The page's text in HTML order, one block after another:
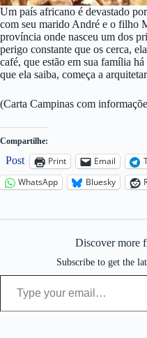
Um país africano é devastado
com seu marido André e o filho
província onde nasceu um dos
perigo constante que os cerca,
café, que estão em sua família
que ela saiba, começa a
(Carta Campinas com
Compartilhe:
Post Print Email
WhatsApp
Bluesky
Discover more
Subscribe to get the
Type your email…